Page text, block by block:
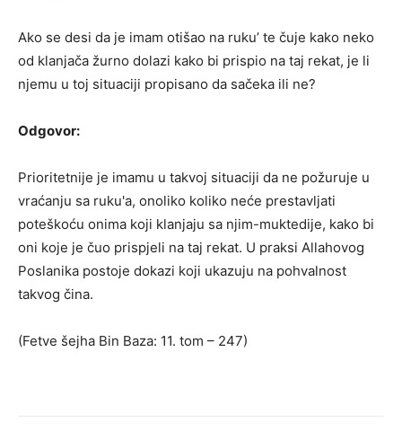
Ako se desi da je imam otišao na ruku’ te čuje kako neko
od klanjača žurno dolazi kako bi prispio na taj rekat, je li
njemu u toj situaciji propisano da sačeka ili ne?
Odgovor:
Prioritetnije je imamu u takvoj situaciji da ne požuruje u
vraćanju sa ruku'a, onoliko koliko neće prestavljati
poteškoću onima koji klanjaju sa njim-muktedije, kako bi
oni koje je čuo prispjeli na taj rekat. U praksi Allahovog
Poslanika postoje dokazi koji ukazuju na pohvalnost
takvog čina.
(Fetve šejha Bin Baza: 11. tom – 247)